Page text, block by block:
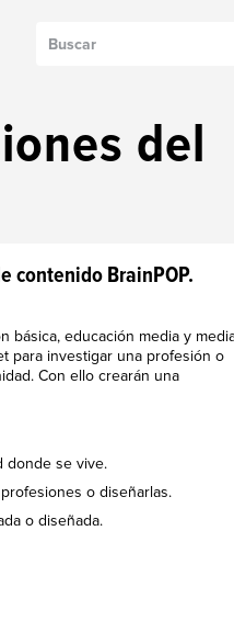
del
contenido BrainPOP.
básica, educación media y
para investigar una profesión o
Con ello crearán una
donde se vive.
o diseñarlas.
o diseñada.